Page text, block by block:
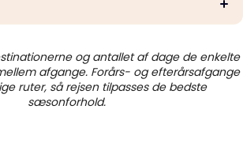
og antallet af dage de enkelte
afgange. Forårs- og efterårsafgange
ruter, så rejsen tilpasses de bedste
sæsonforhold.